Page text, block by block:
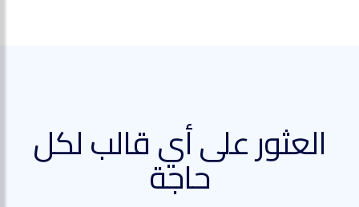
العثور على أي قالب لكل
حاجة